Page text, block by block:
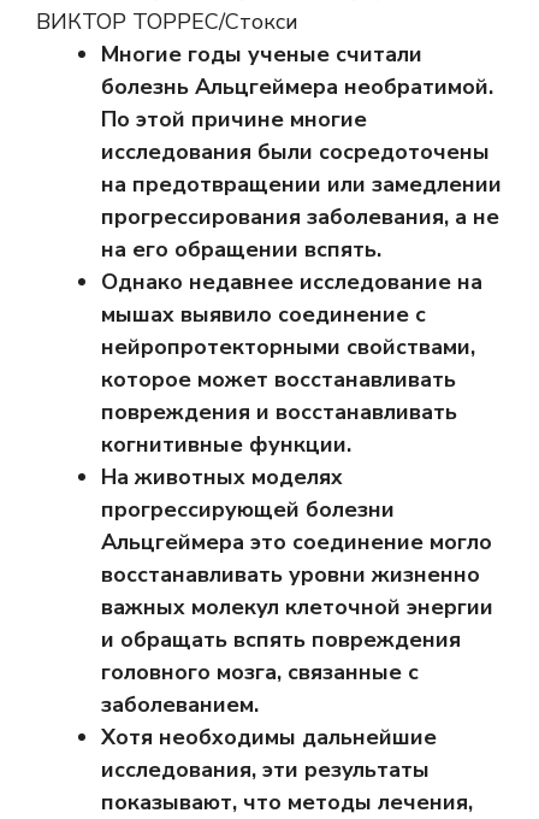
ВИКТОР ТОРРЕС/Стокси
Многие годы ученые считали
болезнь Альцгеймера необратимой.
По этой причине многие
исследования были сосредоточены
на предотвращении или замедлении
прогрессирования заболевания, а не
на его обращении вспять.
Однако недавнее исследование на
мышах выявило соединение с
нейропротекторными свойствами,
которое может восстанавливать
повреждения и восстанавливать
когнитивные функции.
На животных моделях
прогрессирующей болезни
Альцгеймера это соединение могло
восстанавливать уровни жизненно
важных молекул клеточной энергии
и обращать вспять повреждения
головного мозга, связанные с
заболеванием.
Хотя необходимы дальнейшие
исследования, эти результаты
показывают, что методы лечения,